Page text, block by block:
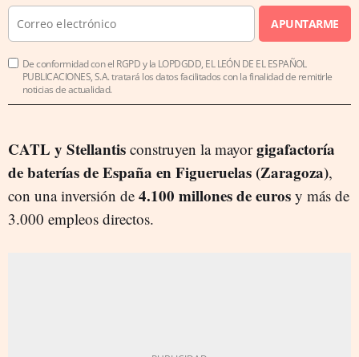
APUNTARME
De conformidad con el RGPD y la LOPDGDD, EL LEÓN DE EL ESPAÑOL
PUBLICACIONES, S.A. tratará los datos facilitados con la finalidad de remitirle
noticias de actualidad.
CATL y Stellantis construyen la mayorgigafactoría
de baterías de España en Figueruelas (Zaragoza),
con una inversión de 4.100 millones de euros y más de
3.000 empleos directos.